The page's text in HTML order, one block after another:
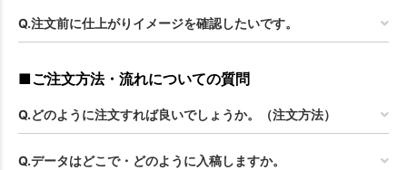
Q.注文前に仕上がりイメージを確認したいです。
■ご注文方法・流れについての質問
Q.どのように注文すれば良いでしょうか。（注文方法）
Q.データはどこで・どのように入稿しますか。